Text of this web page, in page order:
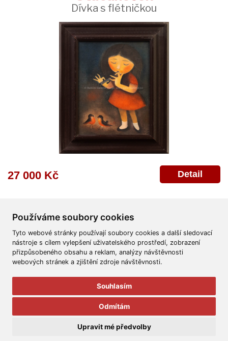
Používáme soubory cookies
Tyto webové stránky používají soubory cookies a další sledovací
nástroje s cílem vylepšení uživatelského prostředí, zobrazení
přizpůsobeného obsahu a reklam, analýzy návštěvnosti
webových stránek a zjištění zdroje návštěvnosti.
Souhlasím
Odmítám
Upravit mé předvolby
Dívka s flétničkou
27 000 Kč Detail
Všeobecné obchodní podmínky Reklamační řád
Ochrana osobních údajů
Aukční Galerie Platýz
Všechna práva vyhrazena.